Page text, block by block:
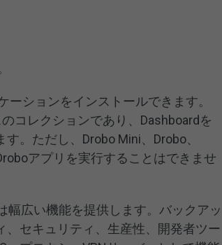
ションをインストールできます。
コレクションであり、Dashboardを
。ただし、Drobo Mini、Drobo、
アプリを実行することはできませ
幅広い機能を提供します。バックアッ
セキュリティ、生産性、開発者ツー